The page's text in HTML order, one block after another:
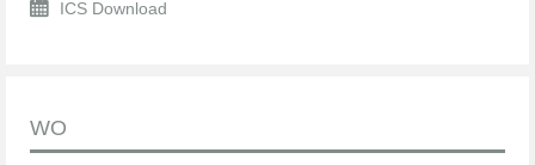
ICS Download
WO